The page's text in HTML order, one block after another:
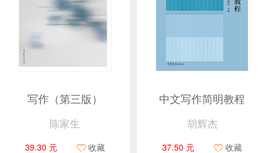
写作（第三版）
陈家生
39.30 元 收藏
中文写作简明教程
胡辉杰
37.50 元 收藏